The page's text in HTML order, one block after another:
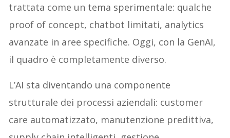
trattata come un tema sperimentale: qualche
proof of concept, chatbot limitati, analytics
avanzate in aree specifiche. Oggi, con la GenAI,
il quadro è completamente diverso.
L’AI sta diventando una componente
strutturale dei processi aziendali: customer
care automatizzato, manutenzione predittiva,